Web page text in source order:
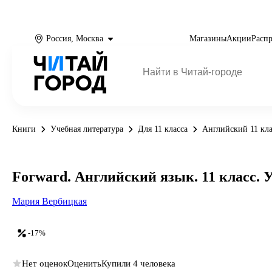
Россия, Москва МагазиныАкции
Книги Учебная литература Для 11 класса Английский 11
-17%
Forward. Английский язык. 11 класс.
Мария Вербицкая
Нет оценокОценитьКупили 4 человека